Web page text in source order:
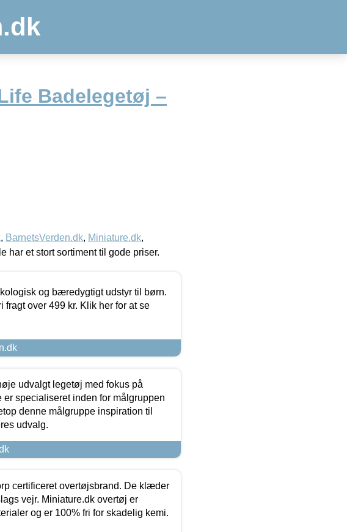
Badelegetøj –
, BarnetsVerden.dk, Miniature.dk,
har et stort sortiment til gode priser.
og bæredygtigt udstyr til børn.
fragt over 499 kr. Klik her for at se
udvalgt legetøj med fokus på
specialiseret inden for målgruppen
denne målgruppe inspiration til
udvalg.
certificeret overtøjsbrand. De klæder
vejr. Miniature.dk overtøj er
og er 100% fri for skadelig kemi.